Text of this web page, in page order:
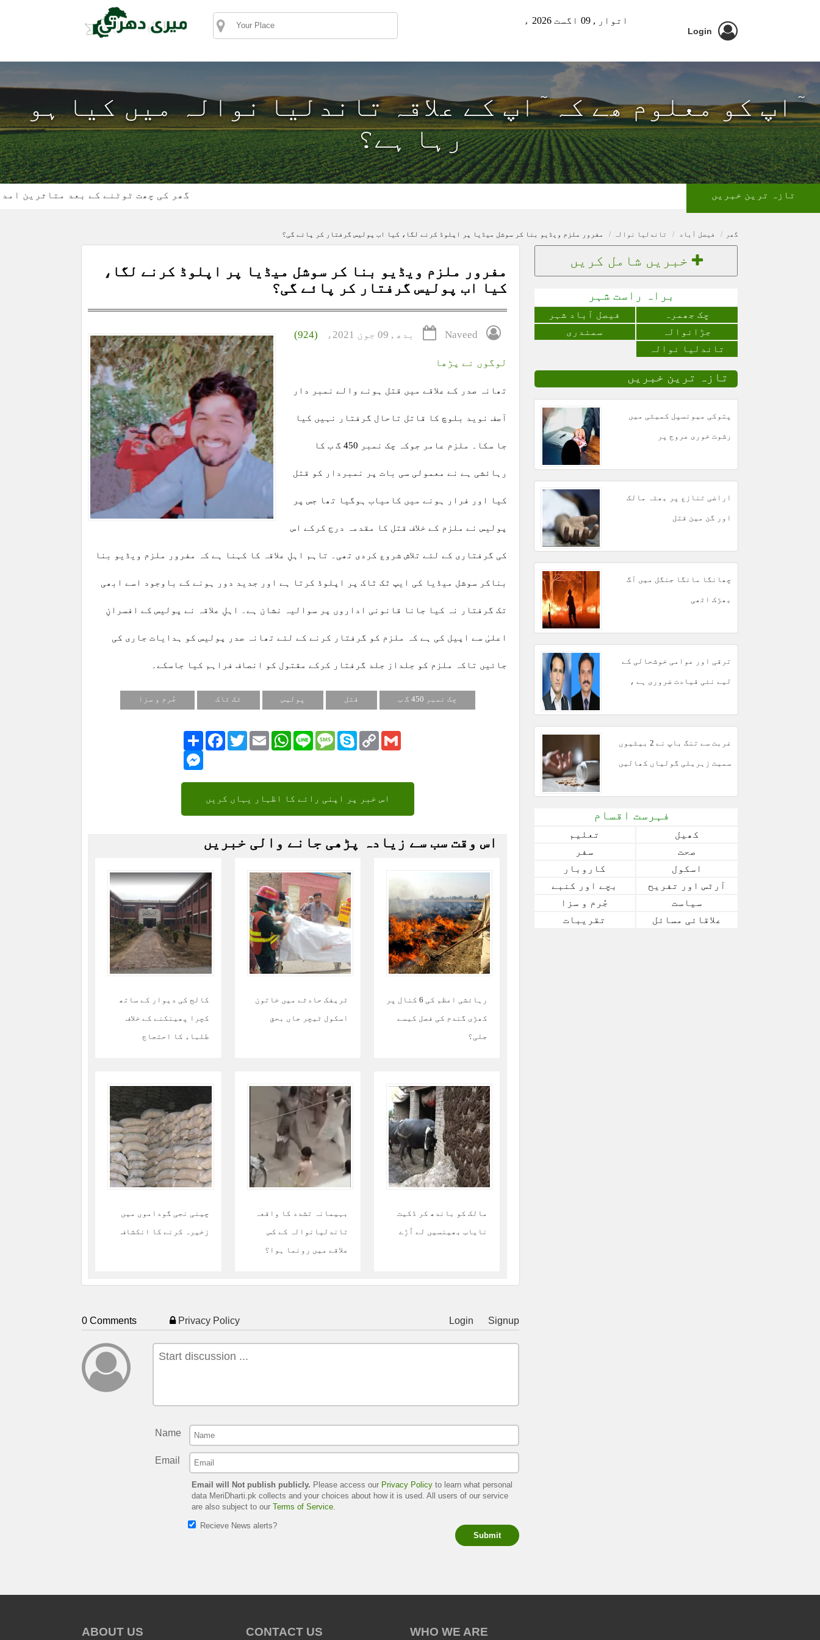
اتوار , 09 اگست 2026 ء
Login
ٓاپ کو معلوم ھے کہ ٓاپ کے علاقہ تاندلیا نوالہ میں کیا ہو
رہا ہے؟
گھر کی چھت ٹوٹنے کے بعد متاثرین امداد کے تازہ ترین خبریں
گھر فیصل آباد تاندلیا نوالہ مفرور ملزم ویڈیو بنا کر سوشل میڈیا پر اپلوڈ کرنے لگا، کیا اب پولیس گرفتار کر پائے گی؟
مفرور ملزم ویڈیو بنا کر سوشل میڈیا پر اپلوڈ کرنے لگا،
کیا اب پولیس گرفتار کر پائے گی؟
Naveed بدھ , 09 جون 2021ء (924)
لوگوں نے پڑھا
تھانہ صدر کے علاقے میں قتل ہونے والے نمبر دار
آصف نوید بلوچ کا قاتل تاحال گرفتار نہیں کیا
جا سکا۔ ملزم عامر جوکہ چک نمبر 450 گ ب کا
رہائشی ہے نے معمولی سی بات پر نمبردار کو قتل
کیا اور فرار ہونے میں کامیاب ہوگیا تھا جس پر
پولیس نے ملزم کے خلاف قتل کا مقدمہ درج کرکے اس
کی گرفتاری کے لئے تلاش شروع کردی تھی۔ تاہم اہلِ علاقہ کا کہنا ہے کہ مفرور ملزم ویڈیو بنا
بناکر سوشل میڈیا کی ایپ ٹک ٹاک پر اپلوڈ کرتا ہے اور جدید دور ہونے کے باوجود اسے ابھی
تک گرفتار نہ کیا جانا قانونی اداروں پر سوالیہ نشان ہے۔ اہلِ علاقہ نے پولیس کے افسرانِ
اعلیٰ سے اپیل کی ہے کہ ملزم کو گرفتار کرنے کے لئے تھانہ صدر پولیس کو ہدایات جاری کی
جائیں تاکہ ملزم کو جلداز جلد گرفتار کرکے مقتول کو انصاف فراہم کیا جاسکے۔
چک نمبر 450 گ ب قتل پولیس ٹک ٹاک جُرم و سزا
ShareFacebook
TwitterEmailWhatsApp
Line Message
SkypeCopy
Link
Gmail
Messenger
اس خبر پر اپنی رائے کا اظہار یہاں کریں
اس وقت سب سے زیادہ پڑھی جانے والی خبریں
کالج کی دیوار کے ساتھ
کچرا پھینکنے کے خلاف
طلباء کا احتجاج
ٹریفک حادثے میں خاتون
اسکول ٹیچر جاں بحق
رہائشی اعظم کی 6 کنال پر
کھڑی گندم کی فصل کیسے
جلی؟
چینی نجی گوداموں میں
زخیرہ کرنے کا انکشاف
بہیمانہ تشدد کا واقعہ
تاندلیانوالہ کے کس
علاقے میں رونما ہوا؟
مالک کو باندھ کر ڈکیت
نایاب بھینسیں لے اُڑے
0 Comments Privacy Policy Login Signup
Name
Email
Email will Not publish publicly. Please access our Privacy Policy to learn what personal
data MeriDharti.pk collects and your choices about how it is used. All users of our service
are also subject to ourTerms of Service.
Recieve News alerts?
Submit
خبریں شامل کریں
براہ راست شہر
چک جھمرہ
فیصل آباد شہر
جڑانوالہ
سمندری
تاندلیا نوالہ
تازہ ترین خبریں
پتوکی میونسپل کمیٹی میں
رشوت خوری عروج پر
اراضی تنازع پر بھٹہ مالک
اور گن مین قتل
چھانگا مانگا جنگل میں آگ
بھڑک اٹھی
ترقی اور عوامی خوشحالی کے
لیے نئی قیادت ضروری ہے ،
غربت سے تنگ باپ نے 2 بیٹیوں
سمیت زہریلی گولیاں کھالیں
فہرست اقسام
کھیل
تعلیم
صحت
سفر
اسکول
کاروبار
آرٹس اور تفریح
بچے اور کنبے
سیاست
جُرم و سزا
علاقائی مسائل
تقریبات
ABOUT US CONTACT US WHO WE ARE